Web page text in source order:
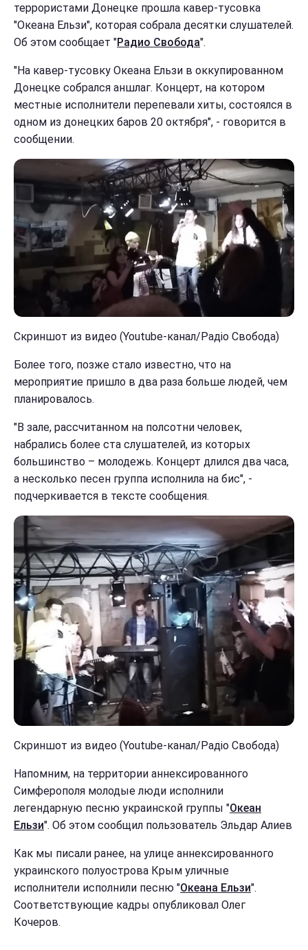
террористами Донецке прошла кавер-тусовка
"Океана Ельзи", которая собрала десятки слушателей.
Об этом сообщает "Радио Свобода".
"На кавер-тусовку Океана Ельзи в оккупированном
Донецке собрался аншлаг. Концерт, на котором
местные исполнители перепевали хиты, состоялся в
одном из донецких баров 20 октября", - говорится в
сообщении.
Скриншот из видео (Youtube-канал/Радіо Свобода)
Более того, позже стало известно, что на
мероприятие пришло в два раза больше людей, чем
планировалось.
"В зале, рассчитанном на полсотни человек,
набрались более ста слушателей, из которых
большинство – молодежь. Концерт длился два часа,
а несколько песен группа исполнила на бис", -
подчеркивается в тексте сообщения.
Скриншот из видео (Youtube-канал/Радіо Свобода)
Напомним, на территории аннексированного
Симферополя молодые люди исполнили
легендарную песню украинской группы "Океан
Ельзи". Об этом сообщил пользователь Эльдар Алиев
Как мы писали ранее, на улице аннексированного
украинского полуострова Крым уличные
исполнители исполнили песню "Океана Ельзи".
Соответствующие кадры опубликовал Олег
Кочеров.